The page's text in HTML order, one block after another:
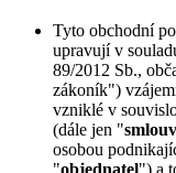
Tyto obchodní
upravují v
89/2012 Sb.,
zákoník")
vzniklé v
(dále jen "
osobou